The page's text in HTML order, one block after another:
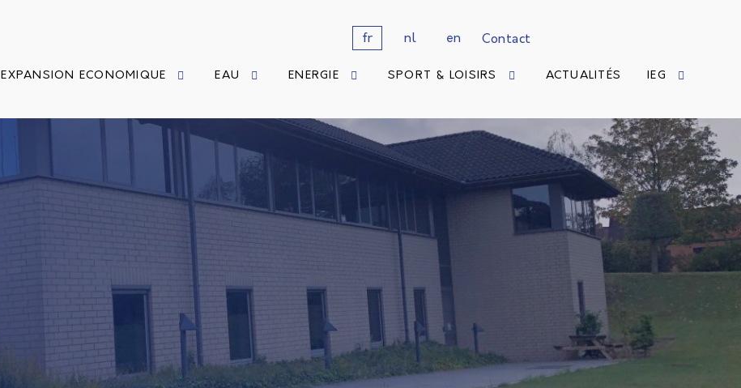
fr nl en Contact
EXPANSION ECONOMIQUE EAU ENERGIE SPORT & LOISIRS ACTUALITÉS IEG